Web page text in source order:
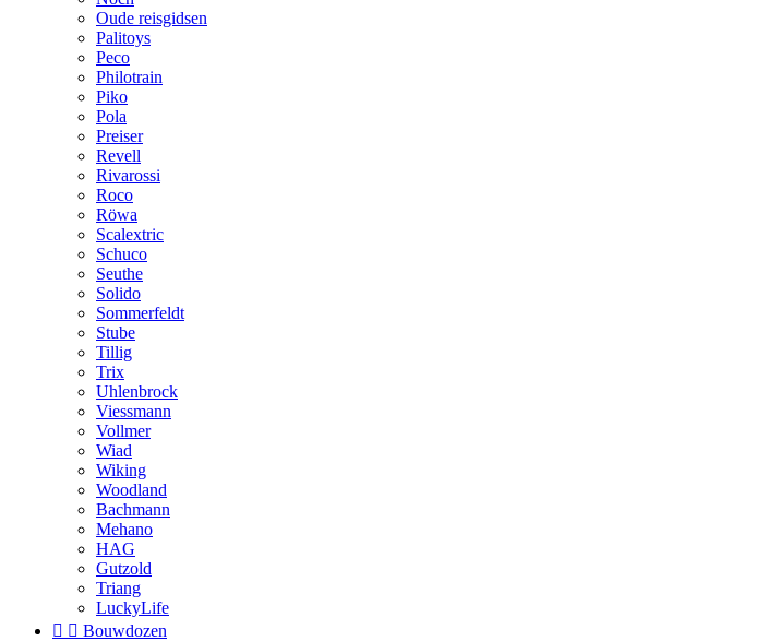
Oude reisgidsen
Palitoys
Peco
Philotrain
Piko
Pola
Preiser
Revell
Rivarossi
Roco
Röwa
Scalextric
Schuco
Seuthe
Solido
Sommerfeldt
Stube
Tillig
Trix
Uhlenbrock
Viessmann
Vollmer
Wiad
Wiking
Woodland
Bachmann
Mehano
HAG
Gutzold
Triang
LuckyLife
  Bouwdozen